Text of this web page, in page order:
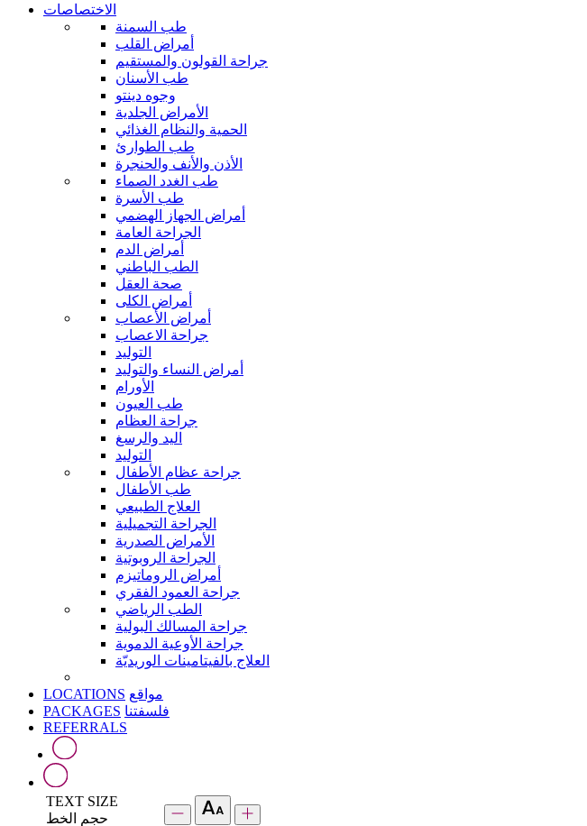
الاختصاصات
طب السمنة
أمراض القلب
جراحة القولون والمستقيم
طب الأسنان
وجوه دينتو
الأمراض الجلدية
الحمية والنظام الغذائي
طب الطوارئ
الأذن والأنف والحنجرة
طب الغدد الصماء
طب الأسرة
أمراض الجهاز الهضمي
الجراحة العامة
أمراض الدم
الطب الباطني
صحة العقل
أمراض الكلى
أمراض الأعصاب
جراحة الاعصاب
التوليد
أمراض النساء والتوليد
الأورام
طب العيون
جراحة العظام
اليد والرسغ
التوليد
جراحة عظام الأطفال
طب الأطفال
العلاج الطبيعي
الجراحة التجميلية
الأمراض الصدرية
الجراحة الروبوتية
أمراض الروماتيزم
جراحة العمود الفقري
الطب الرياضي
جراحة المسالك البولية
جراحة الأوعية الدموية
العلاج بالفيتامينات الوريديّة
LOCATIONS مواقع
PACKAGES فلسفتنا
REFERRALS
TEXT SIZE
حجم الخط